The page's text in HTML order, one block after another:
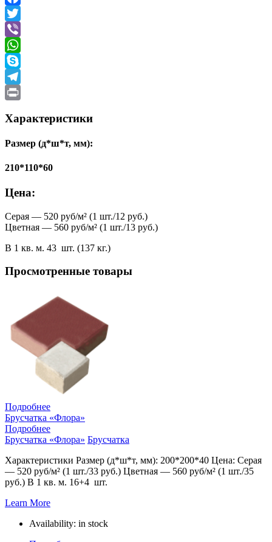
Facebook
Twitter
Viber
WhatsApp
Skype
Telegram
Характеристики
Размер (д*ш*т, мм):
210*110*60
Цена:
Серая — 520 руб/м² (1 шт./12 руб.)
Цветная — 560 руб/м² (1 шт./13 руб.)
В 1 кв. м. 43 шт. (137 кг.)
Просмотренные товары
Подробнее
Брусчатка «Флора»
Подробнее
Брусчатка «Флора» Брусчатка
Характеристики Размер (д*ш*т, мм): 200*200*40 Цена: Серая
— 520 руб/м² (1 шт./33 руб.) Цветная — 560 руб/м² (1 шт./35
руб.) В 1 кв. м. 16+4 шт.
Learn More
Availability: in stock